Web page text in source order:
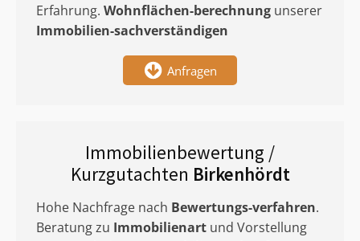
Erfahrung. Wohnflächen-berechnung unserer
Immobilien-sachverständigen
Anfragen
Immobilienbewertung /
Kurzgutachten Birkenhördt
Hohe Nachfrage nach Bewertungs-verfahren.
Beratung zu Immobilienart und Vorstellung